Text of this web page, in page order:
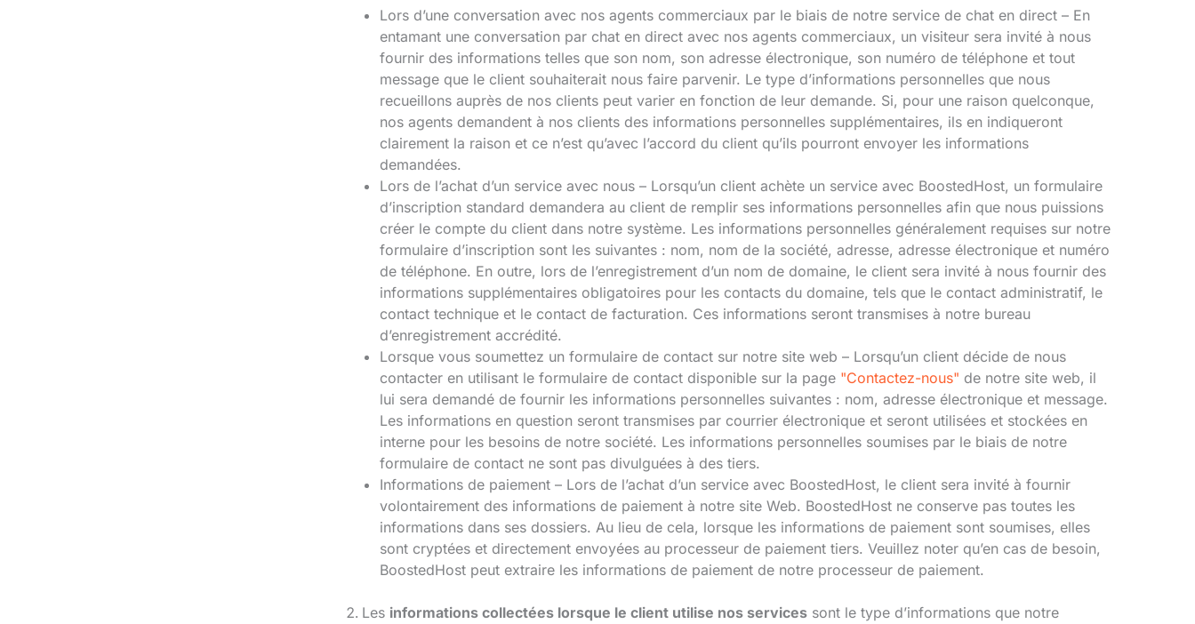
Lors d’une conversation avec nos agents commerciaux par le biais de notre service de chat en direct – En
entamant une conversation par chat en direct avec nos agents commerciaux, un visiteur sera invité à nous
fournir des informations telles que son nom, son adresse électronique, son numéro de téléphone et tout
message que le client souhaiterait nous faire parvenir. Le type d’informations personnelles que nous
recueillons auprès de nos clients peut varier en fonction de leur demande. Si, pour une raison quelconque,
nos agents demandent à nos clients des informations personnelles supplémentaires, ils en indiqueront
clairement la raison et ce n’est qu’avec l’accord du client qu’ils pourront envoyer les informations
demandées.
Lors de l’achat d’un service avec nous – Lorsqu’un client achète un service avec BoostedHost, un formulaire
d’inscription standard demandera au client de remplir ses informations personnelles afin que nous puissions
créer le compte du client dans notre système. Les informations personnelles généralement requises sur notre
formulaire d’inscription sont les suivantes : nom, nom de la société, adresse, adresse électronique et numéro
de téléphone. En outre, lors de l’enregistrement d’un nom de domaine, le client sera invité à nous fournir des
informations supplémentaires obligatoires pour les contacts du domaine, tels que le contact administratif, le
contact technique et le contact de facturation. Ces informations seront transmises à notre bureau
d’enregistrement accrédité.
Lorsque vous soumettez un formulaire de contact sur notre site web – Lorsqu’un client décide de nous
contacter en utilisant le formulaire de contact disponible sur la page "Contactez-nous" de notre site web, il
lui sera demandé de fournir les informations personnelles suivantes : nom, adresse électronique et message.
Les informations en question seront transmises par courrier électronique et seront utilisées et stockées en
interne pour les besoins de notre société. Les informations personnelles soumises par le biais de notre
formulaire de contact ne sont pas divulguées à des tiers.
Informations de paiement – Lors de l’achat d’un service avec BoostedHost, le client sera invité à fournir
volontairement des informations de paiement à notre site Web. BoostedHost ne conserve pas toutes les
informations dans ses dossiers. Au lieu de cela, lorsque les informations de paiement sont soumises, elles
sont cryptées et directement envoyées au processeur de paiement tiers. Veuillez noter qu’en cas de besoin,
BoostedHost peut extraire les informations de paiement de notre processeur de paiement.
Les informations collectées lorsque le client utilise nos services sont le type d’informations que notre